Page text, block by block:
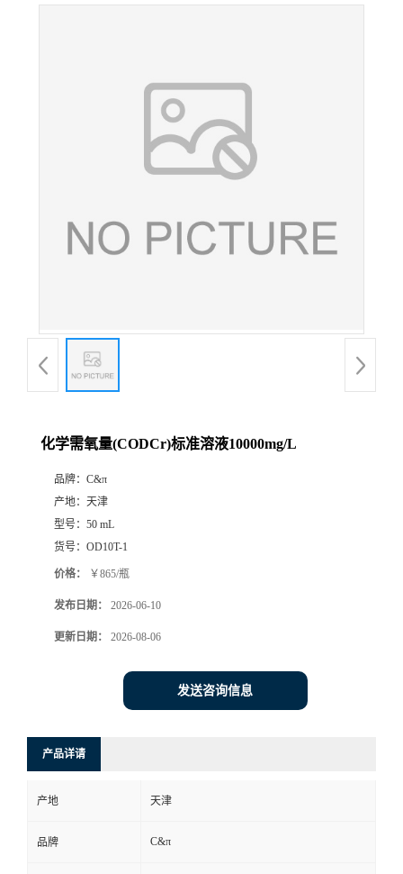
化学需氧量(CODCr)标准溶液10000mg/L
品牌： C&π
产地： 天津
型号： 50 mL
货号： OD10T-1
价格： ￥865/瓶
发布日期： 2026-06-10
更新日期： 2026-08-06
发送咨询信息
产品详请
产地 天津
品牌 C&π